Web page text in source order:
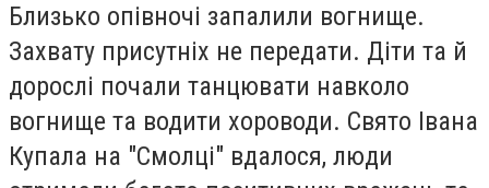
Близько опівночі запалили вогнище.
Захвату присутніх не передати. Діти та й
дорослі почали танцювати навколо
вогнище та водити хороводи. Свято Івана
Купала на "Смолці" вдалося, люди